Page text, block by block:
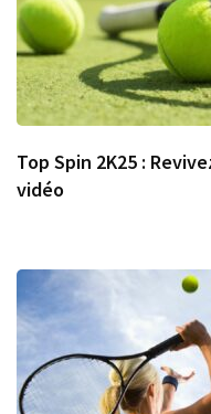
Top Spin 2K25 :
vidéo